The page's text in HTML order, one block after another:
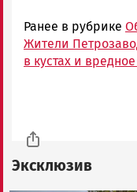
Ранее в рубрике
Жители
в кустах и
Эксклюзив